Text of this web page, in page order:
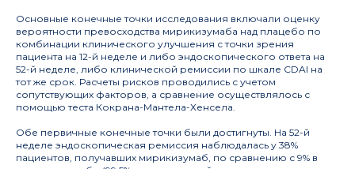
Основные конечные точки исследования включали оценку
вероятности превосходства мирикизумаба над плацебо по
комбинации клинического улучшения с точки зрения
пациента на 12-й неделе и либо эндоскопического ответа на
52-й неделе, либо клинической ремиссии по шкале CDAI на
тот же срок. Расчеты рисков проводились с учетом
сопутствующих факторов, а сравнение осуществлялось с
помощью теста Кокрана-Мантела-Хенсела.
Обе первичные конечные точки были достигнуты. На 52-й
неделе эндоскопическая ремиссия наблюдалась у 38%
пациентов, получавших мирикизумаб, по сравнению с 9% в